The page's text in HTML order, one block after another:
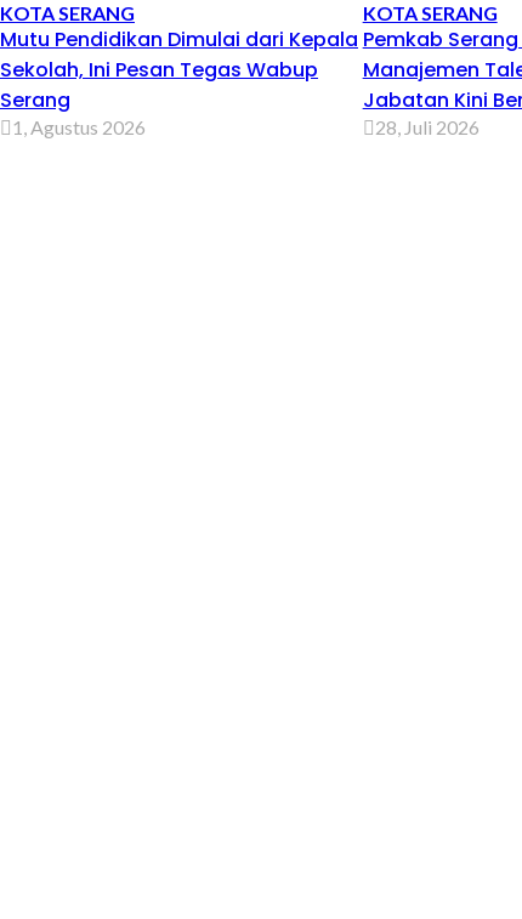
KOTA SERANG
Mutu Pendidikan Dimulai dari Kepala
Sekolah, Ini Pesan Tegas Wabup
Serang
1, Agustus 2026
KOTA SERANG
Pemkab
Manajemen
Jabatan Kini
28, Juli 2026